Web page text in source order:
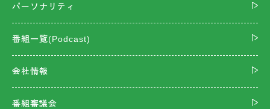
パーソナリティ
番組一覧(Podcast)
会社情報
番組審議会